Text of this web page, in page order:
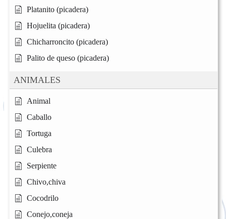
Platanito (picadera)
Hojuelita (picadera)
Chicharroncito (picadera)
Palito de queso (picadera)
ANIMALES
Animal
Caballo
Tortuga
Culebra
Serpiente
Chivo,chiva
Cocodrilo
Conejo,coneja